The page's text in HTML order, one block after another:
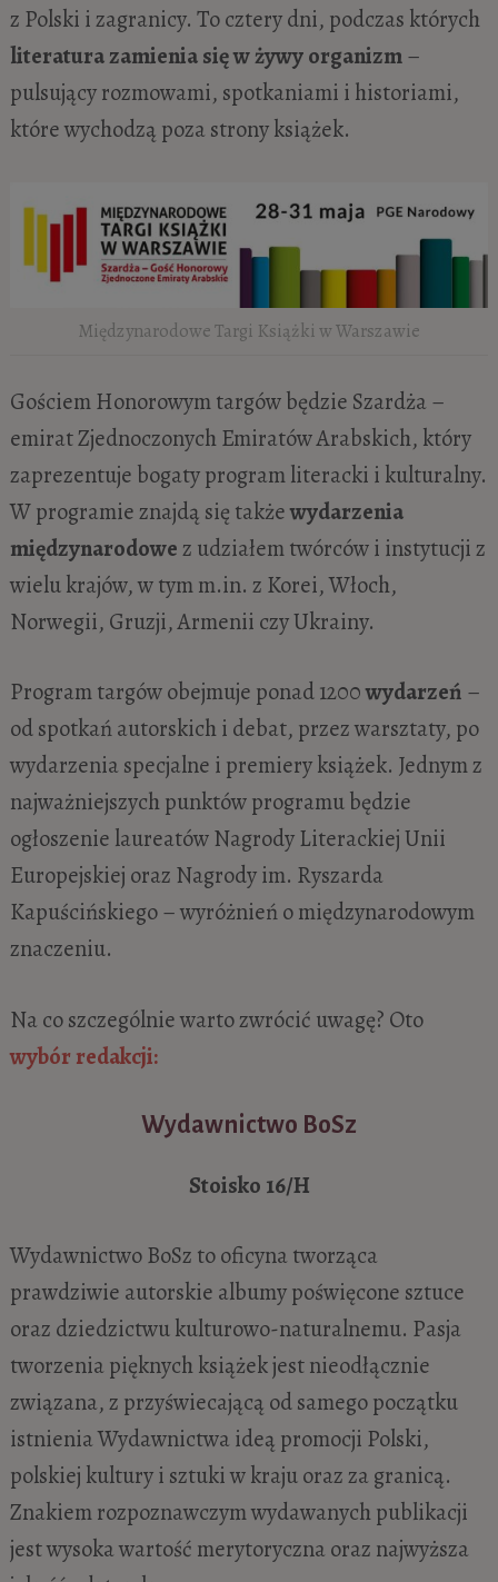
z Polski i zagranicy. To cztery dni, podczas których
literatura zamienia się w żywy organizm–
pulsujący rozmowami, spotkaniami i historiami,
które wychodzą poza strony książek.
Międzynarodowe Targi Książki w Warszawie
Gościem Honorowym targów będzie Szardża –
emirat Zjednoczonych Emiratów Arabskich, który
zaprezentuje bogaty program literacki i kulturalny.
W programie znajdą się takżewydarzenia
międzynarodowez udziałem twórców i instytucji z
wielu krajów, w tym m.in. z Korei, Włoch,
Norwegii, Gruzji, Armenii czy Ukrainy.
Program targów obejmuje ponad 1200wydarzeń –
od spotkań autorskich i debat, przez warsztaty, po
wydarzenia specjalne i premiery książek. Jednym z
najważniejszych punktów programu będzie
ogłoszenie laureatów Nagrody Literackiej Unii
Europejskiej oraz Nagrody im. Ryszarda
Kapuścińskiego – wyróżnień o międzynarodowym
znaczeniu.
Na co szczególnie warto zwrócić uwagę? Oto
wybór redakcji:
Wydawnictwo BoSz
Stoisko 16/H
Wydawnictwo BoSz to oficyna tworząca
prawdziwie autorskie albumy poświęcone sztuce
oraz dziedzictwu kulturowo-naturalnemu. Pasja
tworzenia pięknych książek jest nieodłącznie
związana, z przyświecającą od samego początku
istnienia Wydawnictwa ideą promocji Polski,
polskiej kultury i sztuki w kraju oraz za granicą.
Znakiem rozpoznawczym wydawanych publikacji
jest wysoka wartość merytoryczna oraz najwyższa